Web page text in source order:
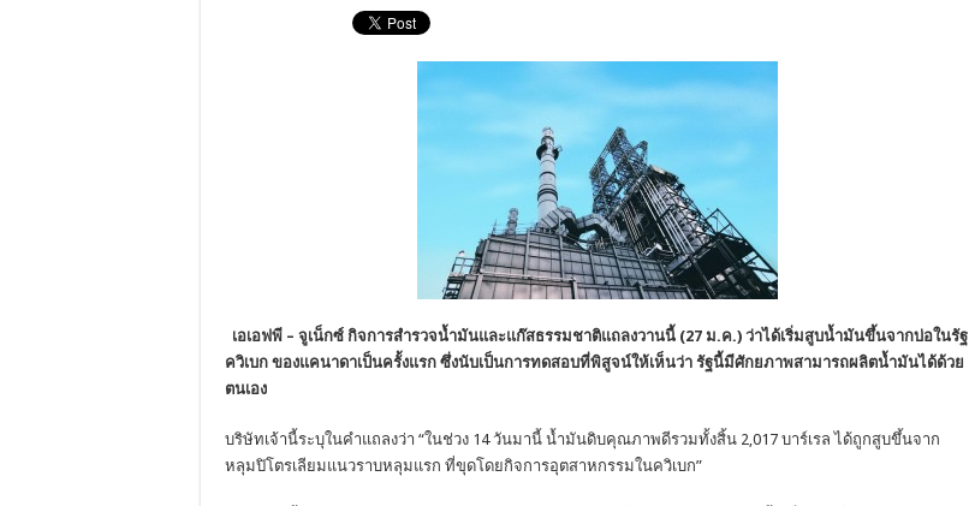
เอเอฟพี – จูเน็กซ์ กิจการสำรวจน้ำมันและแก๊สธรรมชาติแถลงวานนี้ (27 ม.ค.) ว่าได้เริ่มสูบน้ำมันขึ้นจากบ่อในรัฐ
ควิเบก ของแคนาดาเป็นครั้งแรก ซึ่งนับเป็นการทดสอบที่พิสูจน์ให้เห็นว่า รัฐนี้มีศักยภาพสามารถผลิตน้ำมันได้ด้วย
ตนเอง
บริษัทเจ้านี้ระบุในคำแถลงว่า “ในช่วง 14 วันมานี้ น้ำมันดิบคุณภาพดีรวมทั้งสิ้น 2,017 บาร์เรล ได้ถูกสูบขึ้นจาก
หลุมปิโตรเลียมแนวราบหลุมแรก ที่ขุดโดยกิจการอุตสาหกรรมในควิเบก”